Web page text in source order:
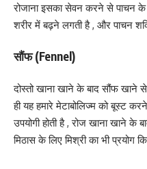
रोजाना इसका सेवन करने से पाचन के
शरीर में बढ़ने लगती है , और पाचन
सौंफ (Fennel)
दोस्तो खाना खाने के बाद सौंफ खाने से
ही यह हमारे मेटाबोलिज्म को बूस्ट
उपयोगी होती है , रोज खाना खाने के
मिठास के लिए मिश्री का भी प्रयोग